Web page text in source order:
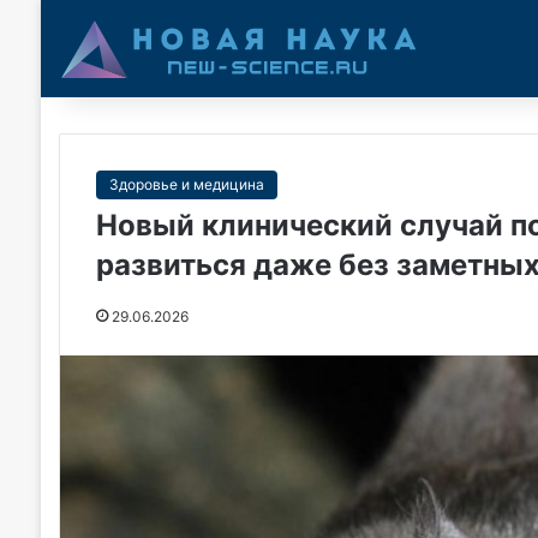
Здоровье и медицина
Новый клинический случай
развиться даже без
29.06.2026